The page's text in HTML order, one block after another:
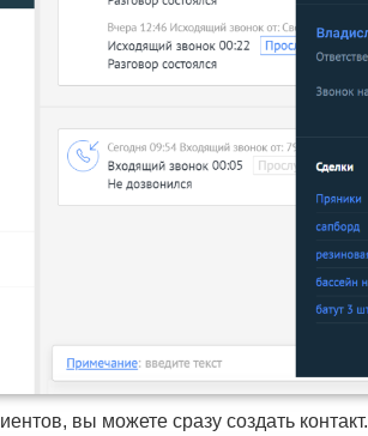
вы можете сразу создать контакт.